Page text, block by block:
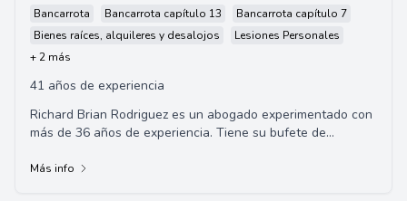
Bancarrota Bancarrota capítulo 13
Bancarrota capítulo 7
Bienes raíces, alquileres y desalojos
Lesiones Personales
+ 2 más
41 años de experiencia
Richard Brian Rodriguez es un abogado experimentado con
más de 36 años de experiencia. Tiene su bufete de
Más info